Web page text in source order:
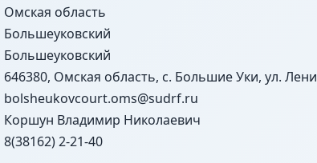
Омская область
Большеуковский
Большеуковский
646380, Омская область, с. Большие Уки, ул.
bolsheukovcourt.oms@sudrf.ru
Коршун Владимир Николаевич
8(38162) 2-21-40